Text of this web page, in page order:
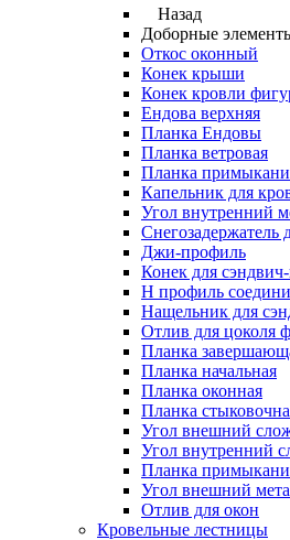
Назад
Доборные
Откос оконный
Конек крыши
Конек кровли
Ендова верхняя
Планка Ендовы
Планка ветровая
Планка
Капельник для
Угол внутренний
Снегозадержатель
Джи-профиль
Конек для
Н профиль
Нащельник для
Отлив для цоколя
Планка
Планка начальная
Планка оконная
Планка
Угол внешний
Угол внутренний
Планка
Угол внешний
Отлив для окон
Кровельные лестницы